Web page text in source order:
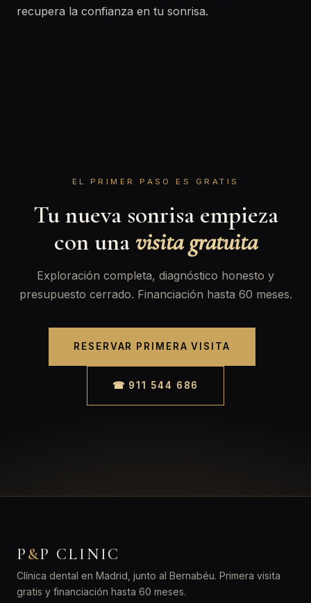
recupera la confianza en tu sonrisa.
EL PRIMER PASO ES GRATIS
Tu nueva sonrisa empieza
con unavisita gratuita
Exploración completa, diagnóstico honesto y
presupuesto cerrado. Financiación hasta 60 meses.
RESERVAR PRIMERA VISITA
☎ 911 544 686
P&P CLINIC
Clínica dental en Madrid, junto al Bernabéu. Primera visita
gratis y financiación hasta 60 meses.